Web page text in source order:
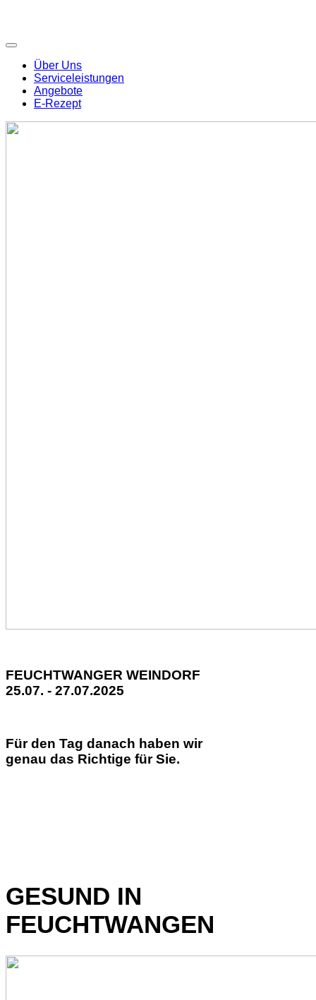
Über Uns
Serviceleistungen
Angebote
E-Rezept
FEUCHTWANGER WEINDORF
25.07. - 27.07.2025
Für den Tag danach haben wir
genau das Richtige für Sie.
GESUND IN
FEUCHTWANGEN